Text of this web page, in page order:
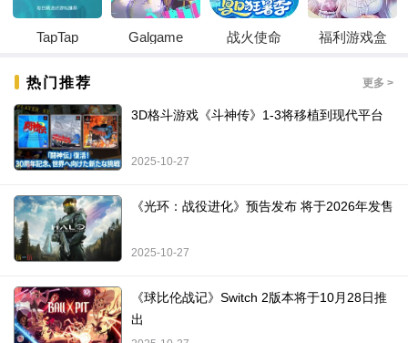
TapTap Galgame 战火使命 福利游戏盒
热门推荐 更多 >
3D格斗游戏《斗神传》1-3将移植到现代平台
2025-10-27
《光环：战役进化》预告发布 将于2026年发售
2025-10-27
《球比伦战记》Switch 2版本将于10月28日推
出